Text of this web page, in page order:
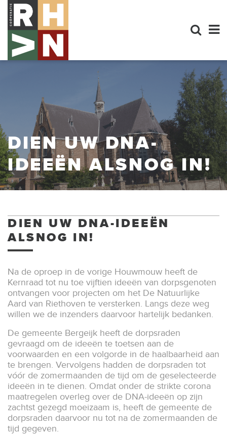
DIEN UW DNA-
IDEEËN ALSNOG IN!
DIEN UW DNA-IDEEËN
ALSNOG IN!
Na de oproep in de vorige Houwmouw heeft de
Kernraad tot nu toe vijftien ideeën van dorpsgenoten
ontvangen voor projecten om het De Natuurlijke
Aard van Riethoven te versterken. Langs deze weg
willen we de inzenders daarvoor hartelijk bedanken.
De gemeente Bergeijk heeft de dorpsraden
gevraagd om de ideeën te toetsen aan de
voorwaarden en een volgorde in de haalbaarheid aan
te brengen. Vervolgens hadden de dorpsraden tot
vóór de zomermaanden de tijd om de geselecteerde
ideeën in te dienen. Omdat onder de strikte corona
maatregelen overleg over de DNA-ideeën op zijn
zachtst gezegd moeizaam is, heeft de gemeente de
dorpsraden daarvoor nu tot na de zomermaanden de
tijd gegeven.